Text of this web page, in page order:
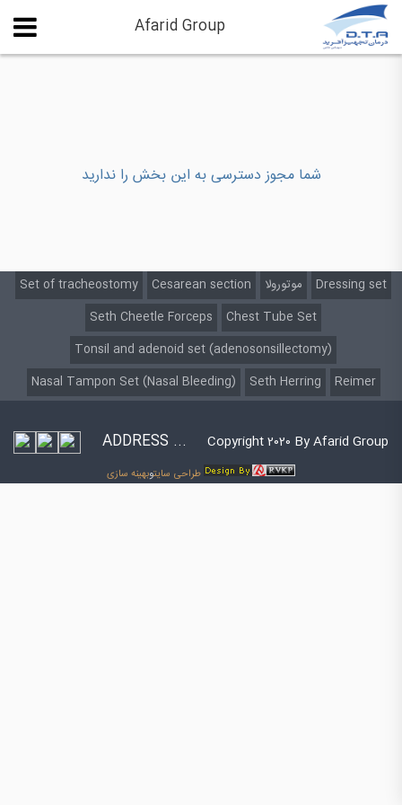
Afarid Group
شما مجوز دسترسی به این بخش را ندارید
Set of tracheostomy Cesarean section موتورولا
Dressing set
Seth Cheetle Forceps
Chest Tube Set
Tonsil and adenoid set (adenosonsillectomy)
Nasal Tampon Set (Nasal Bleeding)
Seth Herring Reimer
ADDRESS ... Copyright 2020 By Afarid Group
طراحی سایتوبهینه سازی